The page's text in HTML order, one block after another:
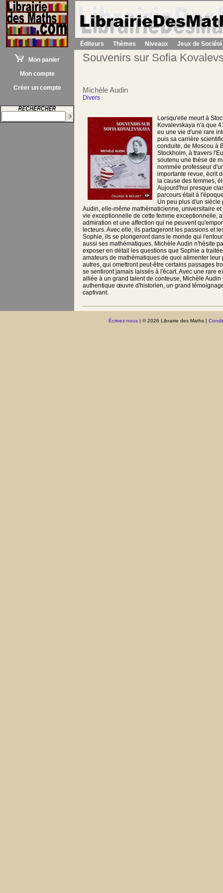
Mon panier
Mon compte
Créer un compte
Éditeurs Thèmes Niveaux Jeux de Société
Souvenirs sur Sofia
Michèle Audin
Divers
Lorsqu'elle meurt à
Kovalevskaya n'a que
eu une vie d'une rare
puis sa carrière
conduite, de Moscou à
Stockholm, à travers
soutenu une thèse de
nommée professeur
importante revue, écrit
la cause des femmes,
Aujourd'hui presque
parcours était à
Un peu plus d'un siècle
Audin, elle-même mathématicienne, universitaire
vie exceptionnelle de cette femme exceptionnelle,
admiration et une affection qui ne peuvent
lecteurs. Avec elle, ils partageront les passions et
Sophie, ils se plongeront dans le monde qui
aussi ses mathématiques. Michèle Audin n'hésite
exposer en détail les questions que Sophie a
amateurs de mathématiques de quoi alimenter leur
autres, qui omettront peut-être certains passages
se sentiront jamais laissés à l'écart. Avec une rare
alliée à un grand talent de conteuse, Michèle Audin
authentique œuvre d'historien, un grand
captivant.
Écrivez-nous| © 2026 Librairie des Maths |